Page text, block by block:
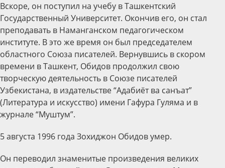
Вскоре, он поступил на учебу в Ташкентский
Государственный Университет. Окончив его, он стал
преподавать в Наманганском педагогическом
институте. В это же время он был председателем
областного Союза писателей. Вернувшись в скором
времени в Ташкент, Обидов продолжил свою
творческую деятельность в Союзе писателей
Узбекистана, в издательстве “Адабиёт ва санъат”
(Литература и искусство) имени Гафура Гуляма и в
журнале “Муштум”.
5 августа 1996 года Зохиджон Обидов умер.
Он переводил знаменитые произведения великих